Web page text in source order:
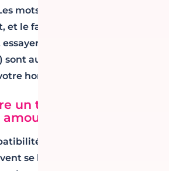
mots crus, sans exagération
et le fait d’innover (inventer
de nouvelles positions
sont autant d’alternatives qui
homme fou au lit.
un test de
?
amoureuse sont
se baser sur les signes